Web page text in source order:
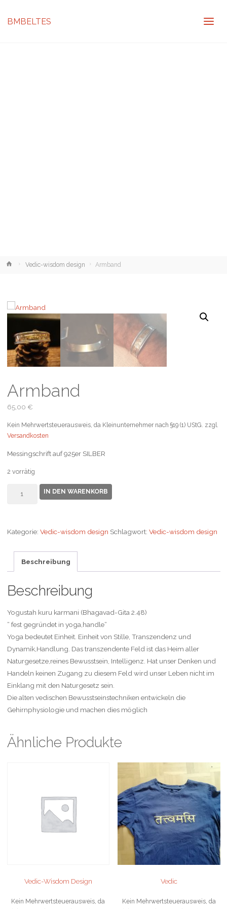
BMBELTES
HomeVedic-wisdom design Armband
Armband
65,00 €
Kein Mehrwertsteuerausweis, da Kleinunternehmer nach §19 (1) UStG. zzgl.
Versandkosten
Messingschrift auf 925er SILBER
2 vorrätig
IN DEN WARENKORB
Kategorie: Vedic-wisdom design Schlagwort: Vedic-wisdom design
Beschreibung
Beschreibung
Yogustah kuru karmani (Bhagavad-Gita 2.48)
“ fest gegründet in yoga,handle“
Yoga bedeutet Einheit. Einheit von Stille, Transzendenz und
Dynamik,Handlung. Das transzendente Feld ist das Heim aller
Naturgesetze,reines Bewusstsein, Intelligenz. Hat unser Denken und
Handeln keinen Zugang zu diesem Feld wird unser Leben nicht im
Einklang mit den Naturgesetz sein.
Die alten vedischen Bewusstseinstechniken entwickeln die
Gehirnphysiologie und machen dies möglich
Ähnliche Produkte
Vedic-Wisdom Design
Kein Mehrwertsteuerausweis, da
Vedic
Kein Mehrwertsteuerausweis, da